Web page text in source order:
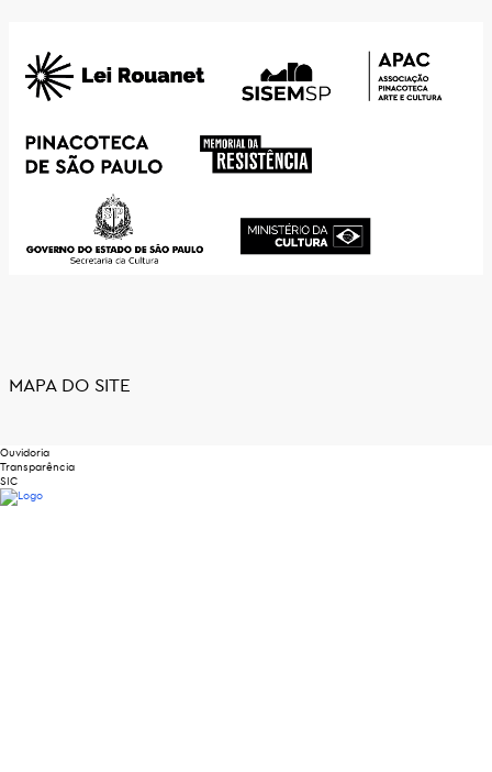
MAPA DO SITE
Ouvidoria
Transparência
SIC